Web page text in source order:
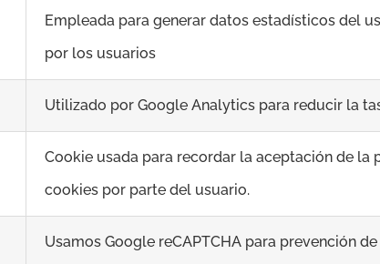
Empleada para generar datos estadísticos del
por los usuarios
Utilizado por Google Analytics para reducir la
Cookie usada para recordar la aceptación de la
cookies por parte del usuario.
Usamos Google reCAPTCHA para prevención